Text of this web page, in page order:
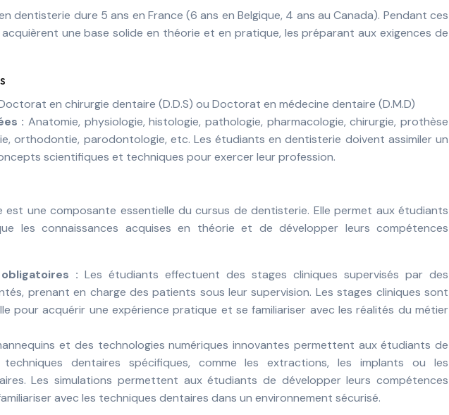
dentisterie dure 5 ans en France (6 ans en Belgique, 4 ans au Canada). Pendant ces
une base solide en théorie et en pratique, les préparant aux exigences de
en chirurgie dentaire (D.D.S) ou Doctorat en médecine dentaire (D.M.D)
: Anatomie, physiologie, histologie, pathologie, pharmacologie, chirurgie, prothèse
orthodontie, parodontologie, etc. Les étudiants en dentisterie doivent assimiler un
scientifiques et techniques pour exercer leur profession.
une composante essentielle du cursus de dentisterie. Elle permet aux étudiants
les connaissances acquises en théorie et de développer leurs compétences
: Les étudiants effectuent des stages cliniques supervisés par des
prenant en charge des patients sous leur supervision. Les stages cliniques sont
pour acquérir une expérience pratique et se familiariser avec les réalités du métier
et des technologies numériques innovantes permettent aux étudiants de
dentaires spécifiques, comme les extractions, les implants ou les
Les simulations permettent aux étudiants de développer leurs compétences
avec les techniques dentaires dans un environnement sécurisé.